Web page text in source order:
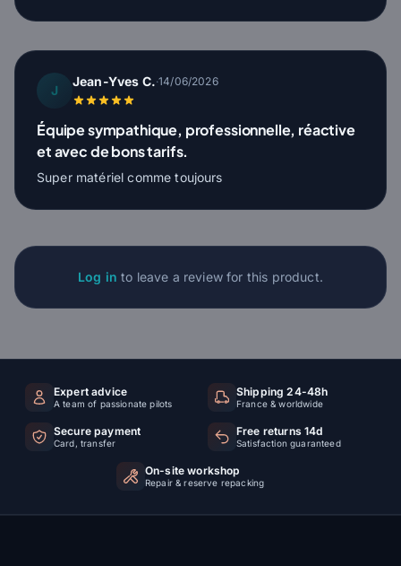
J
Jean-Yves C.·14/06/2026
Équipe sympathique, professionnelle, réactive
et avec de bons tarifs.
Super matériel comme toujours
Log in to leave a review for this product.
Expert advice
A team of passionate pilots
Shipping 24-48h
France & worldwide
Secure payment
Card, transfer
Free returns 14d
Satisfaction guaranteed
On-site workshop
Repair & reserve repacking